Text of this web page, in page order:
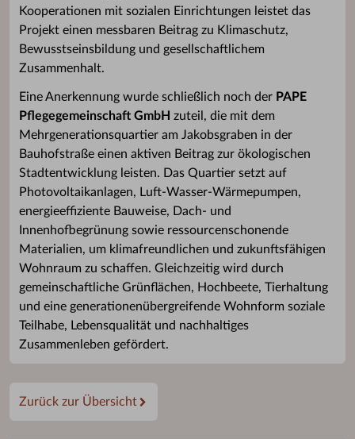
Kooperationen mit sozialen Einrichtungen leistet das
Projekt einen messbaren Beitrag zu Klimaschutz,
Bewusstseinsbildung und gesellschaftlichem
Zusammenhalt.
Eine Anerkennung wurde schließlich noch der PAPE
Pflegegemeinschaft GmbH zuteil, die mit dem
Mehrgenerationsquartier am Jakobsgraben in der
Bauhofstraße einen aktiven Beitrag zur ökologischen
Stadtentwicklung leisten. Das Quartier setzt auf
Photovoltaikanlagen, Luft-Wasser-Wärmepumpen,
energieeffiziente Bauweise, Dach- und
Innenhofbegrünung sowie ressourcenschonende
Materialien, um klimafreundlichen und zukunftsfähigen
Wohnraum zu schaffen. Gleichzeitig wird durch
gemeinschaftliche Grünflächen, Hochbeete, Tierhaltung
und eine generationenübergreifende Wohnform soziale
Teilhabe, Lebensqualität und nachhaltiges
Zusammenleben gefördert.
Zurück zur Übersicht